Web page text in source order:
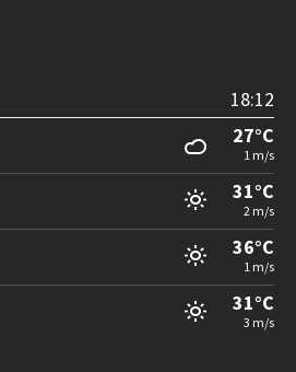
18:12
27°C
1 m/s
31°C
2 m/s
36°C
1 m/s
31°C
3 m/s